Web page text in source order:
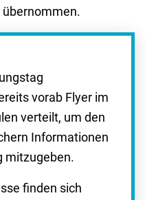
vorab Flyer im
verteilt, um den
Informationen
mitzugeben.
finden sich